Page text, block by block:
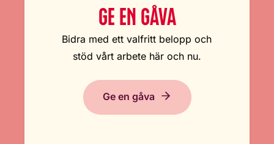
GE EN GÅVA
Bidra med ett valfritt belopp och
stöd vårt arbete här och nu.
Ge en gåva